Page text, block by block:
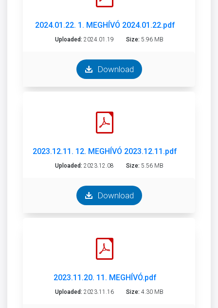
2024.01.22. 1. MEGHÍVÓ 2024.01.22.pdf
Uploaded: 2024.01.19 Size: 5.96 MB
Download
2023.12.11. 12. MEGHÍVÓ 2023.12.11.pdf
Uploaded: 2023.12.08 Size: 5.56 MB
Download
2023.11.20. 11. MEGHÍVÓ.pdf
Uploaded: 2023.11.16 Size: 4.30 MB